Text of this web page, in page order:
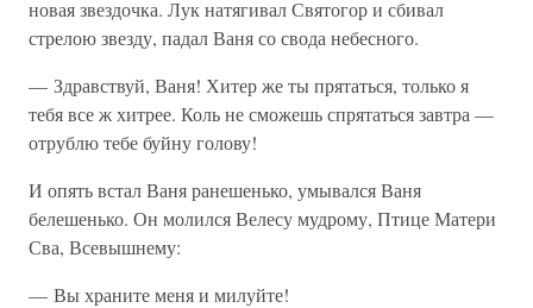
новая звездочка. Лук натягивал Святогор и сбивал
стрелою звезду, падал Ваня со свода небесного.
— Здравствуй, Ваня! Хитер же ты прятаться, только я
тебя все ж хитрее. Коль не сможешь спрятаться завтра —
отрублю тебе буйну голову!
И опять встал Ваня ранешенько, умывался Ваня
белешенько. Он молился Велесу мудрому, Птице Матери
Сва, Всевышнему:
— Вы храните меня и милуйте!